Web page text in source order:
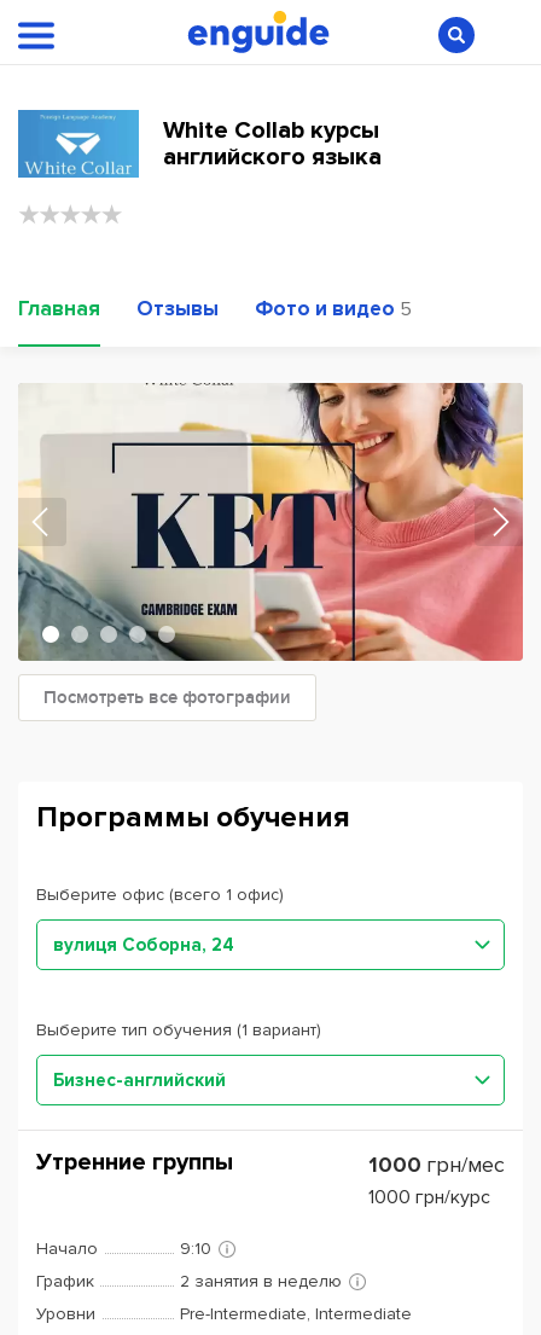
White Collab курсы
английского языка
Главная Отзывы Фото и видео 5
Посмотреть все фотографии
Программы обучения
Выберите офис (всего 1 офис)
вулиця Соборна, 24
Выберите тип обучения (1 вариант)
Бизнес-английский
Утренние группы 1000 грн/мес
1000 грн/курс
Начало
9:10
График
2 занятия в неделю
Уровни
Pre-Intermediate, Intermediate